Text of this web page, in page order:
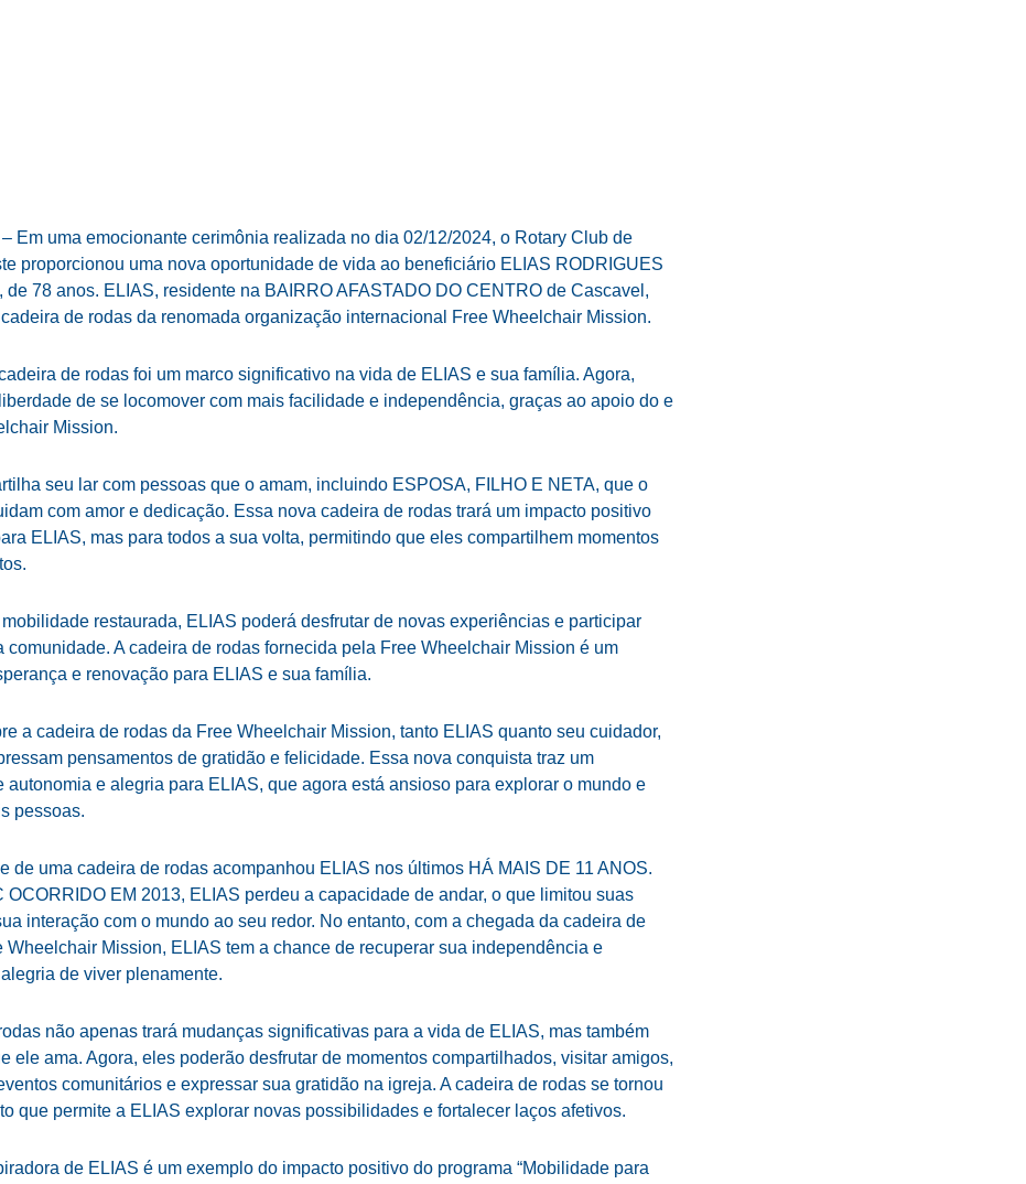
Em uma emocionante cerimônia realizada no dia 02/12/2024, o Rotary Club de
proporcionou uma nova oportunidade de vida ao beneficiário ELIAS RODRIGUES
de 78 anos. ELIAS, residente na BAIRRO AFASTADO DO CENTRO de Cascavel,
de rodas da renomada organização internacional Free Wheelchair Mission.
de rodas foi um marco significativo na vida de ELIAS e sua família. Agora,
de se locomover com mais facilidade e independência, graças ao apoio do e
Mission.
seu lar com pessoas que o amam, incluindo ESPOSA, FILHO E NETA, que o
com amor e dedicação. Essa nova cadeira de rodas trará um impacto positivo
ELIAS, mas para todos a sua volta, permitindo que eles compartilhem momentos
restaurada, ELIAS poderá desfrutar de novas experiências e participar
comunidade. A cadeira de rodas fornecida pela Free Wheelchair Mission é um
e renovação para ELIAS e sua família.
a cadeira de rodas da Free Wheelchair Mission, tanto ELIAS quanto seu cuidador,
pensamentos de gratidão e felicidade. Essa nova conquista traz um
autonomia e alegria para ELIAS, que agora está ansioso para explorar o mundo e
pessoas.
de uma cadeira de rodas acompanhou ELIAS nos últimos HÁ MAIS DE 11 ANOS.
OCORRIDO EM 2013, ELIAS perdeu a capacidade de andar, o que limitou suas
interação com o mundo ao seu redor. No entanto, com a chegada da cadeira de
Wheelchair Mission, ELIAS tem a chance de recuperar sua independência e
de viver plenamente.
não apenas trará mudanças significativas para a vida de ELIAS, mas também
ele ama. Agora, eles poderão desfrutar de momentos compartilhados, visitar amigos,
comunitários e expressar sua gratidão na igreja. A cadeira de rodas se tornou
que permite a ELIAS explorar novas possibilidades e fortalecer laços afetivos.
de ELIAS é um exemplo do impacto positivo do programa “Mobilidade para